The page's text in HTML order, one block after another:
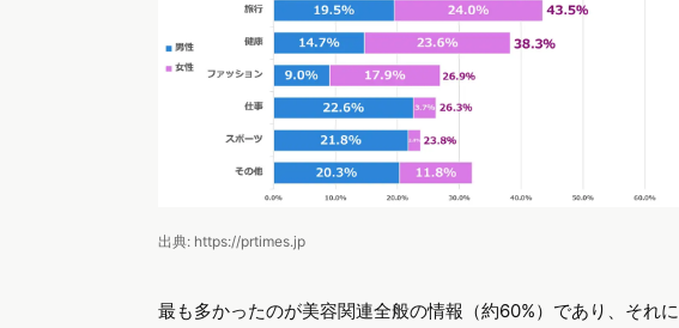
出典: https://prtimes.jp
最も多かったのが美容関連全般の情報（約60%）であり、それ